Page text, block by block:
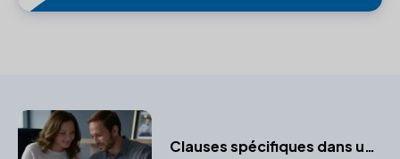
Clauses spécifiques dans un contrat de mariage